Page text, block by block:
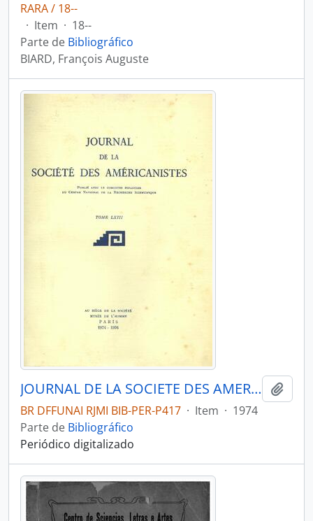
RARA / 18--
· Item · 18--
Parte de Bibliográfico
BIARD, François Auguste
JOURNAL DE LA SOCIETE DES AMERICANISTES DE PARIS - PARIS FR MUSEE DE L HOMME - 1974-76 - Nº63
BR DFFUNAI RJMI BIB-PER-P417 · Item · 1974
Parte de Bibliográfico
Periódico digitalizado